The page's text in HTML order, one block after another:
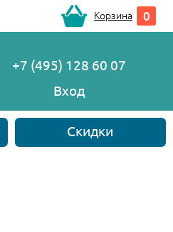
Корзина 0
+7 (495) 128 60 07
Вход
Скидки